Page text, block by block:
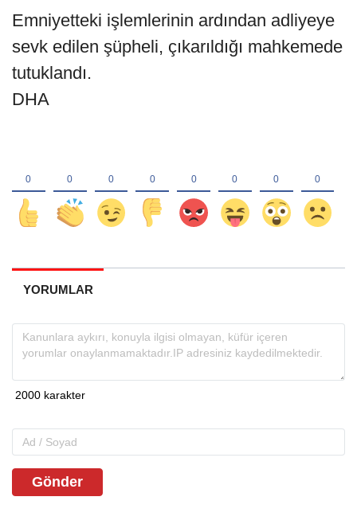
Emniyetteki işlemlerinin ardından adliyeye
sevk edilen şüpheli, çıkarıldığı mahkemede
tutuklandı.
DHA
YORUMLAR
Gönder